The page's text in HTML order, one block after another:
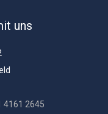
uns
4161 2645